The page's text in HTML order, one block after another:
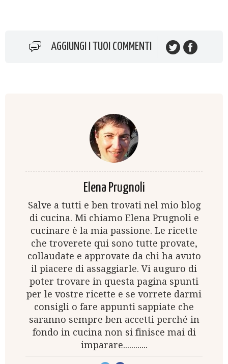
AGGIUNGI I TUOI COMMENTI
Elena Prugnoli
Salve a tutti e ben trovati nel mio blog
di cucina. Mi chiamo Elena Prugnoli e
cucinare è la mia passione. Le ricette
che troverete qui sono tutte provate,
collaudate e approvate da chi ha avuto
il piacere di assaggiarle. Vi auguro di
poter trovare in questa pagina spunti
per le vostre ricette e se vorrete darmi
consigli o fare appunti sappiate che
saranno sempre ben accetti perché in
fondo in cucina non si finisce mai di
imparare............